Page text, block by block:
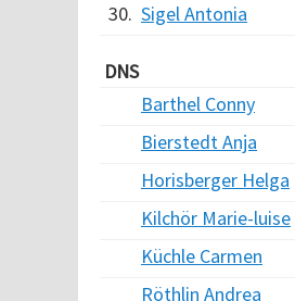
30. Sigel Antonia
DNS
Barthel Conny
Bierstedt Anja
Horisberger Helga
Kilchör Marie-luise
Küchle Carmen
Röthlin Andrea